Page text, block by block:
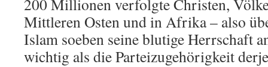
200 Millionen verfolgte Christen,
Mittleren Osten und in Afrika – also
Islam soeben seine blutige Herrschaft
wichtig als die Parteizugehörigkeit